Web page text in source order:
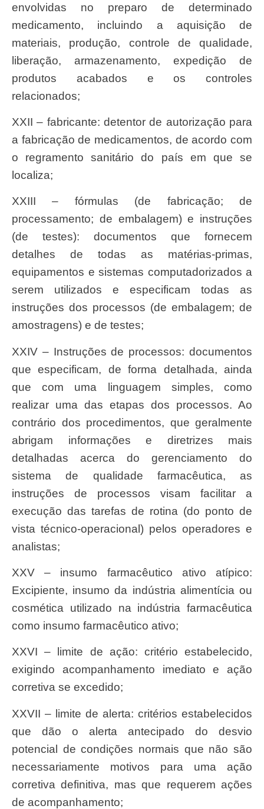
envolvidas no preparo de determinado
medicamento, incluindo a aquisição de
materiais, produção, controle de qualidade,
liberação, armazenamento, expedição de
produtos acabados e os controles
relacionados;
XXII – fabricante: detentor de autorização para
a fabricação de medicamentos, de acordo com
o regramento sanitário do país em que se
localiza;
XXIII – fórmulas (de fabricação; de
processamento; de embalagem) e instruções
(de testes): documentos que fornecem
detalhes de todas as matérias-primas,
equipamentos e sistemas computadorizados a
serem utilizados e especificam todas as
instruções dos processos (de embalagem; de
amostragens) e de testes;
XXIV – Instruções de processos: documentos
que especificam, de forma detalhada, ainda
que com uma linguagem simples, como
realizar uma das etapas dos processos. Ao
contrário dos procedimentos, que geralmente
abrigam informações e diretrizes mais
detalhadas acerca do gerenciamento do
sistema de qualidade farmacêutica, as
instruções de processos visam facilitar a
execução das tarefas de rotina (do ponto de
vista técnico-operacional) pelos operadores e
analistas;
XXV – insumo farmacêutico ativo atípico:
Excipiente, insumo da indústria alimentícia ou
cosmética utilizado na indústria farmacêutica
como insumo farmacêutico ativo;
XXVI – limite de ação: critério estabelecido,
exigindo acompanhamento imediato e ação
corretiva se excedido;
XXVII – limite de alerta: critérios estabelecidos
que dão o alerta antecipado do desvio
potencial de condições normais que não são
necessariamente motivos para uma ação
corretiva definitiva, mas que requerem ações
de acompanhamento;